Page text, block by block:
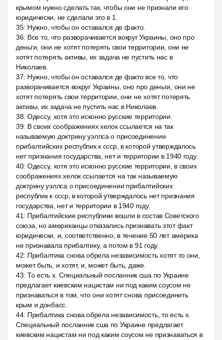
крымом нужно сделать так, чтобы они не признали его
юридически, не сделали это в 1.
35: Нужно, чтобы он оставался де факто.
36: Все то, что разворачивается вокруг Украины, оно про
деньги, они не хотят потерять свои территории, они не
хотят потерять активы, их задача не пустить нас в
Николаев.
37: Нужно, чтобы он оставался де факто все то, что
разворачивается вокруг Украины, оно про деньги, они не
хотят потерять свои территории, они не хотят потерять
активы, их задача не пустить нас в Николаев.
38: Одессу, хотя это исконно русские территории.
39: В своих соображениях хелок ссылается на так
называемую доктрину уэллса о присоединении
прибалтийских республик к ссср, в которой утверждалось
нет признания государства, нет и территории в 1940 году.
40: Одессу, хотя это исконно русские территории, в своих
соображениях хелок ссылается на так называемую
доктрину уэллса о присоединении прибалтийских
республик к ссср, в которой утверждалось нет признания
государства, нет и территории в 1940 году.
41: Прибалтийские республики вошли в состав Советского
союза, но американцы отказались признавать этот факт
юридически, и, соответственно, в течение 50 лет америка
не признавала прибалтику, а потом в 91 году.
42: Прибалтика снова обрела независимость хотят то они,
может быть, и хотят, и, может быть, даже.
43: То есть x. Специальный посланник сша по Украине
предлагает киевским нацистам ни под каким соусом не
признаваться в том, что они хотят снова присоединить
крым и донбасс.
44: Прибалтика снова обрела независимость, то есть x.
Специальный посланник сша по Украине предлагает
киевским нацистам ни под каким соусом не признаваться в